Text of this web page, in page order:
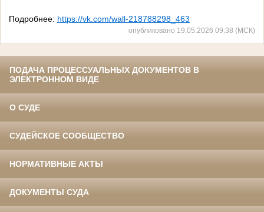
Подробнее: https://vk.com/wall-218788298_463
опубликовано 19.05.2026 09:38 (МСК)
ПОДАЧА ПРОЦЕССУАЛЬНЫХ ДОКУМЕНТОВ В
ЭЛЕКТРОННОМ ВИДЕ
О СУДЕ
СУДЕЙСКОЕ СООБЩЕСТВО
НОРМАТИВНЫЕ АКТЫ
ДОКУМЕНТЫ СУДА